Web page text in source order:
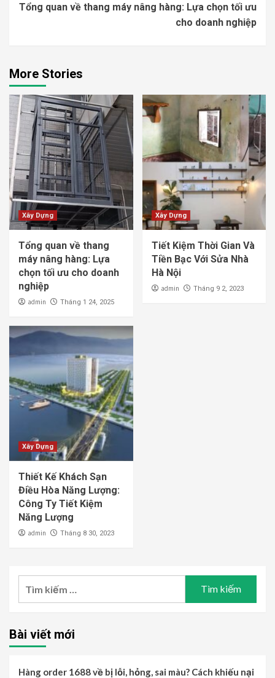
Tổng quan về thang máy nâng hàng: Lựa chọn tối ưu
cho doanh nghiệp
More Stories
Xây Dựng
Tổng quan về thang
máy nâng hàng: Lựa
chọn tối ưu cho doanh
nghiệp
admin Tháng 1 24, 2025
Xây Dựng
Tiết Kiệm Thời Gian Và
Tiền Bạc Với Sửa Nhà
Hà Nội
admin Tháng 9 2, 2023
Xây Dựng
Thiết Kế Khách Sạn
Điều Hòa Năng Lượng:
Công Ty Tiết Kiệm
Năng Lượng
admin Tháng 8 30, 2023
Bài viết mới
Hàng order 1688 về bị lỗi, hỏng, sai màu? Cách khiếu nại